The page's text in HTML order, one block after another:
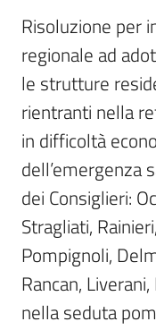
Per
i
media
Per
i
cittadini
Risoluzione per
regionale ad
le strutture
rientranti nella
in difficoltà
dell’emergenza
dei Consiglieri:
Stragliati,
Pompignoli,
Rancan,
nella seduta